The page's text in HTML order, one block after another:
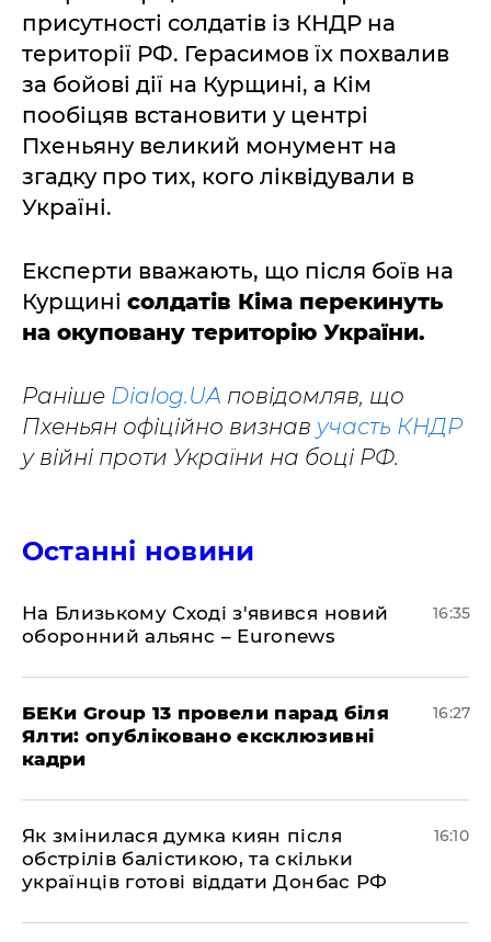
присутності солдатів із КНДР на
території РФ. Герасимов їх похвалив
за бойові дії на Курщині, а Кім
пообіцяв встановити у центрі
Пхеньяну великий монумент на
згадку про тих, кого ліквідували в
Україні.
Експерти вважають, що після боїв на
Курщині солдатів Кіма перекинуть
на окуповану територію України.
Раніше Dialog.UA повідомляв, що
Пхеньян офіційно визнав участь КНДР
у війні проти України на боці РФ.
Останні новини
На Близькому Сході з'явився новий
оборонний альянс – Euronews
16:35
БЕКи Group 13 провели парад біля
Ялти: опубліковано ексклюзивні
кадри
16:27
Як змінилася думка киян після
обстрілів балістикою, та скільки
українців готові віддати Донбас РФ
16:10